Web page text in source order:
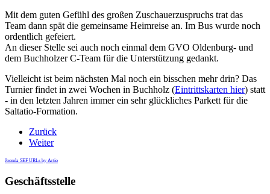
Mit dem guten Gefühl des großen Zuschauerzuspruchs trat das
Team dann spät die gemeinsame Heimreise an. Im Bus wurde noch
ordentlich gefeiert.
An dieser Stelle sei auch noch einmal dem GVO Oldenburg- und
dem Buchholzer C-Team für die Unterstützung gedankt.
Vielleicht ist beim nächsten Mal noch ein bisschen mehr drin? Das
Turnier findet in zwei Wochen in Buchholz (Eintrittskarten hier) statt
- in den letzten Jahren immer ein sehr glückliches Parkett für die
Saltatio-Formation.
Zurück
Weiter
Joomla SEF URLs by Artio
Geschäftsstelle